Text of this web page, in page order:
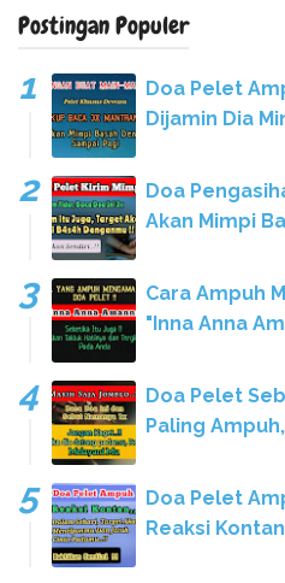
Postingan Populer
Doa Pelet
Dijamin Dia
Doa
Akan Mimpi
Cara Ampuh
"Inna Anna
Doa Pelet
Paling
Doa Pelet
Reaksi Kontan